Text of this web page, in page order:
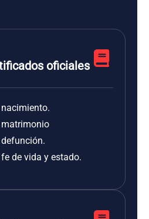
oficiales
matrimonio
de vida y estado.